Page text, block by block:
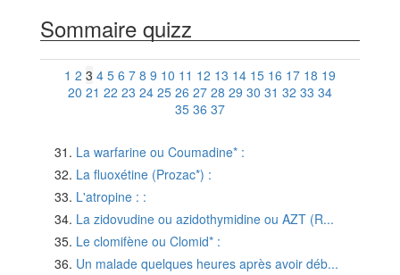
Sommaire quizz
1 2 3 4 5 6 7 8 9 10 11 12 13 14 15 16 17 18 19
20 21 22 23 24 25 26 27 28 29 30 31 32 33 34
35 36 37
La warfarine ou Coumadine* :
La fluoxétine (Prozac*) :
L'atropine : :
La zidovudine ou azidothymidine ou AZT (R...
Le clomifène ou Clomid* :
Un malade quelques heures après avoir déb...